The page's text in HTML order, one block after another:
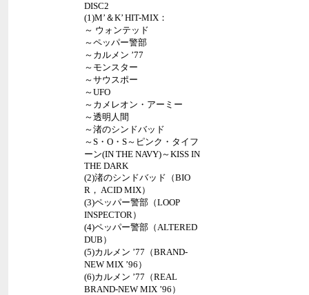
DISC2
(1)M’＆K’ HIT-MIX：
～ ウォンテッド
～ペッパー警部
～カルメン ’77
～モンスター
～サウスポー
～UFO
～カメレオン・アーミー
～透明人間
～渚のシンドバッド
～S・O・S～ピンク・タイフ
ーン(IN THE NAVY)～KISS IN
THE DARK
(2)渚のシンドバッド（BIO
R， ACID MIX）
(3)ペッパー警部（LOOP
INSPECTOR）
(4)ペッパー警部（ALTERED
DUB）
(5)カルメン ’77（BRAND-
NEW MIX ’96）
(6)カルメン ’77（REAL
BRAND-NEW MIX ’96）